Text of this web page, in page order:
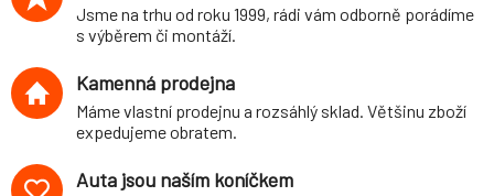
Jsme na trhu od roku 1999, rádi vám odborně porádíme
s výběrem či montáží.
Kamenná prodejna
Máme vlastní prodejnu a rozsáhlý sklad. Většinu zboží
expedujeme obratem.
Auta jsou naším koníčkem